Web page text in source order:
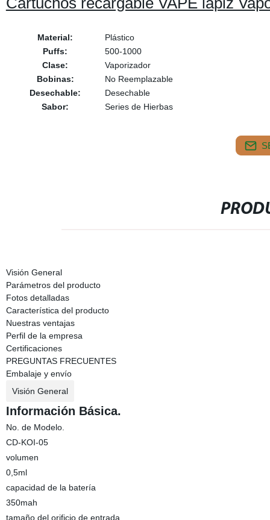
Material:
Plástico
Puffs:
500-1000
Clase:
Vaporizador
Bobinas:
No Reemplazable
Desechable:
Desechable
Sabor:
Series de Hierbas
Visión General
Parámetros del producto
Fotos detalladas
Característica del producto
Nuestras ventajas
Perfil de la empresa
Certificaciones
PREGUNTAS FRECUENTES
Embalaje y envío
Visión General
Información Básica.
No. de Modelo.
CD-KOI-05
volumen
0,5ml
capacidad de la batería
350mah
tamaño del orificio de entrada